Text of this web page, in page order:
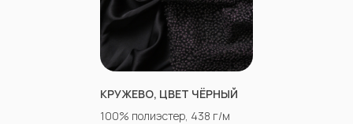
КРУЖЕВО, ЦВЕТ ЧЁРНЫЙ
100% полиэстер, 438 г/м